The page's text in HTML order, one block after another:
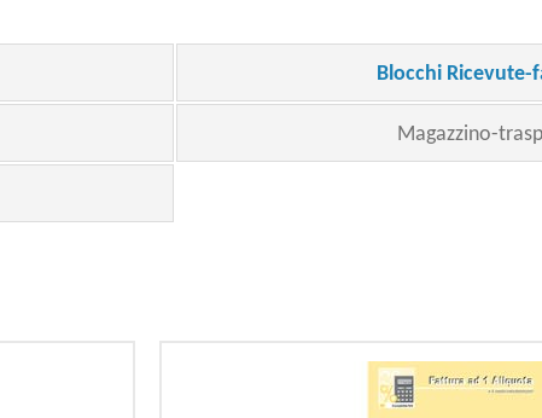
Blocchi Ricevute-
Magazzino-